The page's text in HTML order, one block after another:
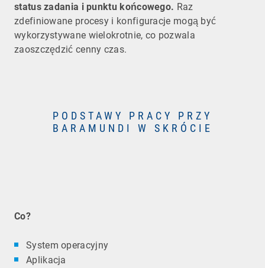
status zadania i punktu końcowego. Raz
zdefiniowane procesy i konfiguracje mogą być
wykorzystywane wielokrotnie, co pozwala
zaoszczędzić cenny czas.
PODSTAWY PRACY PRZY
BARAMUNDI W SKRÓCIE
Co?
System operacyjny
Aplikacja